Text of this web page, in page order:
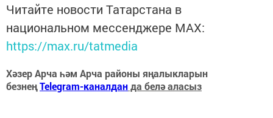
Читайте новости Татарстана в
национальном мессенджере MАХ:
https://max.ru/tatmedia
Хәзер Арча һәм Арча районы яңалыкларын
безнеңTelegram-каналданда белә аласыз